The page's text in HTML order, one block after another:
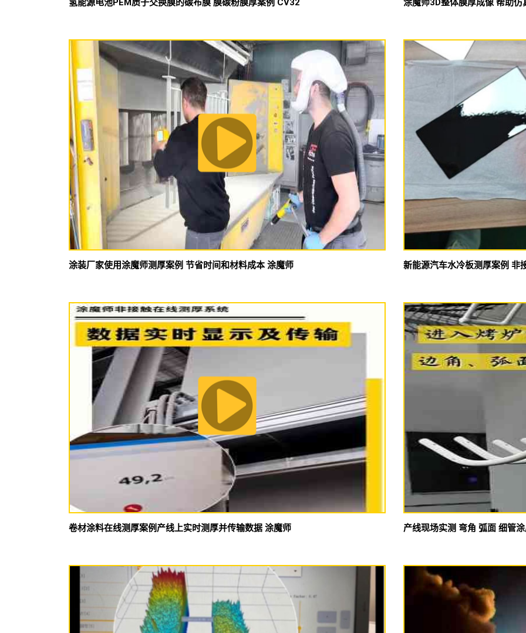
氢能源电池PEM质子交换膜的碳布膜 膜碳粉膜厚案例 CV32 涂魔师3D整体膜厚成像 帮助
涂装厂家使用涂魔师测厚案例 节省时间和材料成本 涂魔师 新能源汽车水冷板测厚案例 非
卷材涂料在线测厚案例产线上实时测厚并传输数据 涂魔师 产线现场实测 弯角 弧面 细管